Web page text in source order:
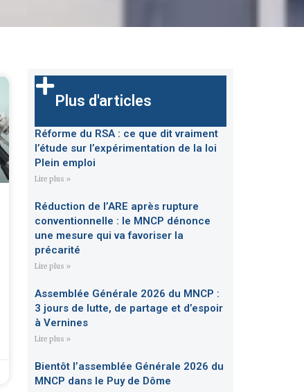
Plus d'articles
Réforme du RSA : ce que dit vraiment
l’étude sur l’expérimentation de la loi
Plein emploi
Lire plus »
Réduction de l’ARE après rupture
conventionnelle : le MNCP dénonce
une mesure qui va favoriser la
précarité
Lire plus »
Assemblée Générale 2026 du MNCP :
3 jours de lutte, de partage et d’espoir
à Vernines
Lire plus »
Bientôt l’assemblée Générale 2026 du
MNCP dans le Puy de Dôme